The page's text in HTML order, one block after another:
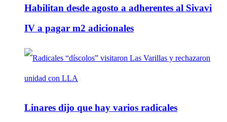
Habilitan desde agosto a adherentes al Sivavi
IV a pagar m2 adicionales
Linares dijo que hay varios radicales